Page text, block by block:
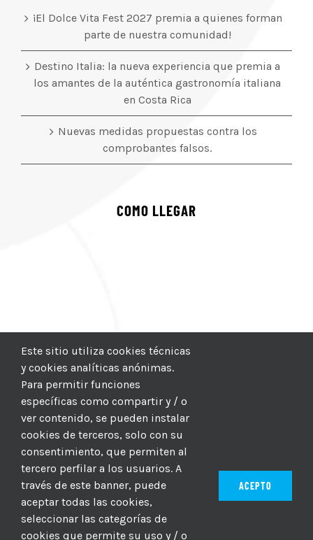
¡El Dolce Vita Fest 2027 premia a quienes forman
parte de nuestra comunidad!
Destino Italia: la nueva experiencia que premia a
los amantes de la auténtica gastronomía italiana
en Costa Rica
Nuevas medidas propuestas contra los
comprobantes falsos.
COMO LLEGAR
© 2012–2025 |CICIC| Hosting: Hosting Para PYMES
Este sitio utiliza cookies técnicas
y cookies analíticas anónimas.
Para permitir funciones
específicas como compartir y / o
ver contenido, se pueden instalar
cookies de terceros, solo con su
consentimiento, que permiten al
tercero perfilar a los usuarios. A
través de este banner, puede
aceptar todas las cookies,
seleccionar las categorías de
cookies que permite su uso y / o
ACEPTO